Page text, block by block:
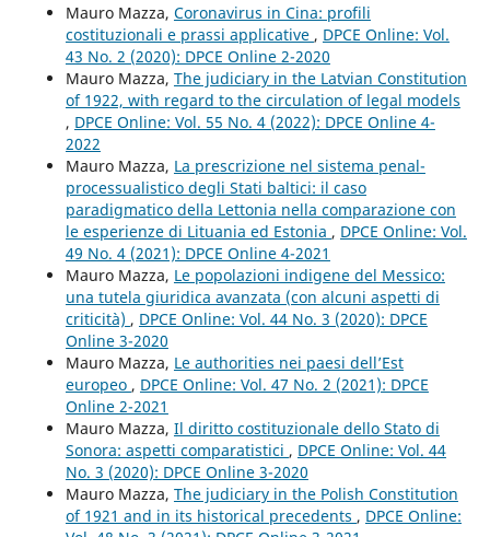
Mauro Mazza, Coronavirus in Cina: profili
costituzionali e prassi applicative , DPCE Online: Vol.
43 No. 2 (2020): DPCE Online 2-2020
Mauro Mazza, The judiciary in the Latvian Constitution
of 1922, with regard to the circulation of legal models
, DPCE Online: Vol. 55 No. 4 (2022): DPCE Online 4-
2022
Mauro Mazza, La prescrizione nel sistema penal-
processualistico degli Stati baltici: il caso
paradigmatico della Lettonia nella comparazione con
le esperienze di Lituania ed Estonia , DPCE Online: Vol.
49 No. 4 (2021): DPCE Online 4-2021
Mauro Mazza, Le popolazioni indigene del Messico:
una tutela giuridica avanzata (con alcuni aspetti di
criticità) , DPCE Online: Vol. 44 No. 3 (2020): DPCE
Online 3-2020
Mauro Mazza, Le authorities nei paesi dell’Est
europeo , DPCE Online: Vol. 47 No. 2 (2021): DPCE
Online 2-2021
Mauro Mazza, Il diritto costituzionale dello Stato di
Sonora: aspetti comparatistici , DPCE Online: Vol. 44
No. 3 (2020): DPCE Online 3-2020
Mauro Mazza, The judiciary in the Polish Constitution
of 1921 and in its historical precedents , DPCE Online: